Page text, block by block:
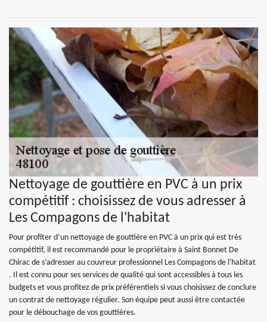
Nettoyage de gouttière en PVC à un prix
compétitif : choisissez de vous adresser à
Les Compagons de l'habitat
Pour profiter d’un nettoyage de gouttière en PVC à un prix qui est très
compétitif, il est recommandé pour le propriétaire à Saint Bonnet De
Chirac de s’adresser au couvreur professionnel Les Compagons de l'habitat
. Il est connu pour ses services de qualité qui sont accessibles à tous les
budgets et vous profitez de prix préférentiels si vous choisissez de conclure
un contrat de nettoyage régulier. Son équipe peut aussi être contactée
pour le débouchage de vos gouttières.